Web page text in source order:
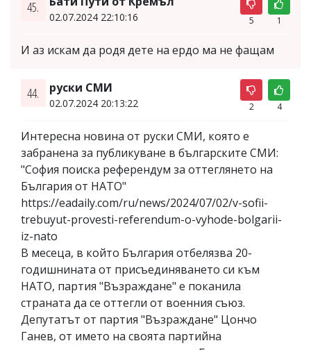
45.
02.07.2024 22:10:16 5 1
И аз искам да родя дете на ердо ма не фащам
44. руски СМИ
02.07.2024 20:13:22 2 4
Интересна новина от руски СМИ, която е
забранена за публикуване в българските СМИ:
"София поиска референдум за оттеглянето на
България от НАТО"
https://eadaily.com/ru/news/2024/07/02/v-sofii-
trebuyut-provesti-referendum-o-vyhode-bolgarii-
iz-nato
В месеца, в който България отбелязва 20-
годишнината от присъединяването си към
НАТО, партия "Възраждане" е поканила
страната да се оттегли от военния съюз.
Депутатът от партия "Възраждане" Цончо
Ганев, от името на своята партийна